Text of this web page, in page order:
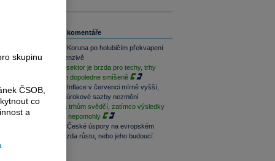
Související komentáře
Rozbřesk: Koruna po holubičím překvapení
ČNB v defenzivě
Paměťový sektor je brzda pro techy, trhy
jsou na tom dopoledne smíšeně
Rozbřesk: Inflace v červenci mírně vyšší,
ČNB dnes úrokové sazby nezmění
Geopolitika trhům svědčí, zatímco výsledky
sentimentu nepomohly
Rozbřesk: České úspory na evropském
vrcholu. Brzda růstu, nebo jeho budoucí
skupinu
ČSOB,
co
a